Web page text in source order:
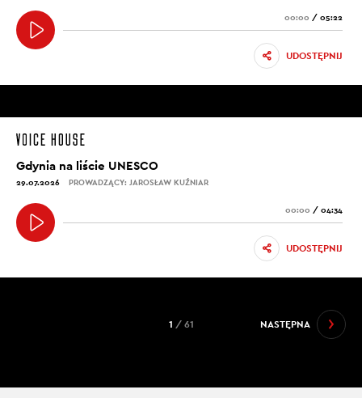
00:00 / 05:22
UDOSTĘPNIJ
Gdynia na liście UNESCO
29.07.2026 PROWADZĄCY: JAROSŁAW KUŹNIAR
00:00 / 04:34
UDOSTĘPNIJ
NASTĘPNA
1 / 61